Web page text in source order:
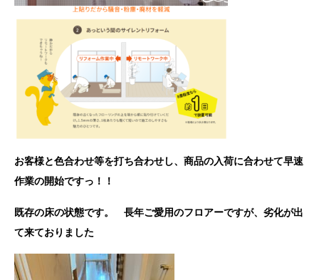
お客様と色合わせ等を打ち合わせし、商品の入荷に合わせて早速
作業の開始ですっ！！
既存の床の状態です。 長年ご愛用のフロアーですが、劣化が出
て来ておりました